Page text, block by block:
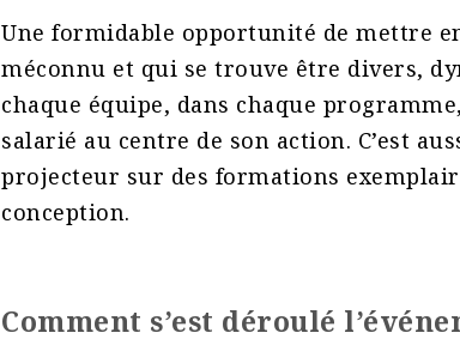
Une formidable opportunité de mettre
méconnu et qui se trouve être divers,
chaque équipe, dans chaque
salarié au centre de son action. C’est
projecteur sur des formations
conception.
Comment s’est déroulé